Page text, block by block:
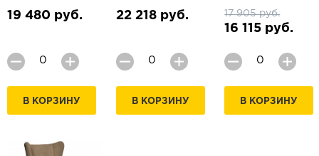
19 480 руб.
В КОРЗИНУ
22 218 руб.
В КОРЗИНУ
17 905 руб.
16 115 руб.
В КОРЗИНУ